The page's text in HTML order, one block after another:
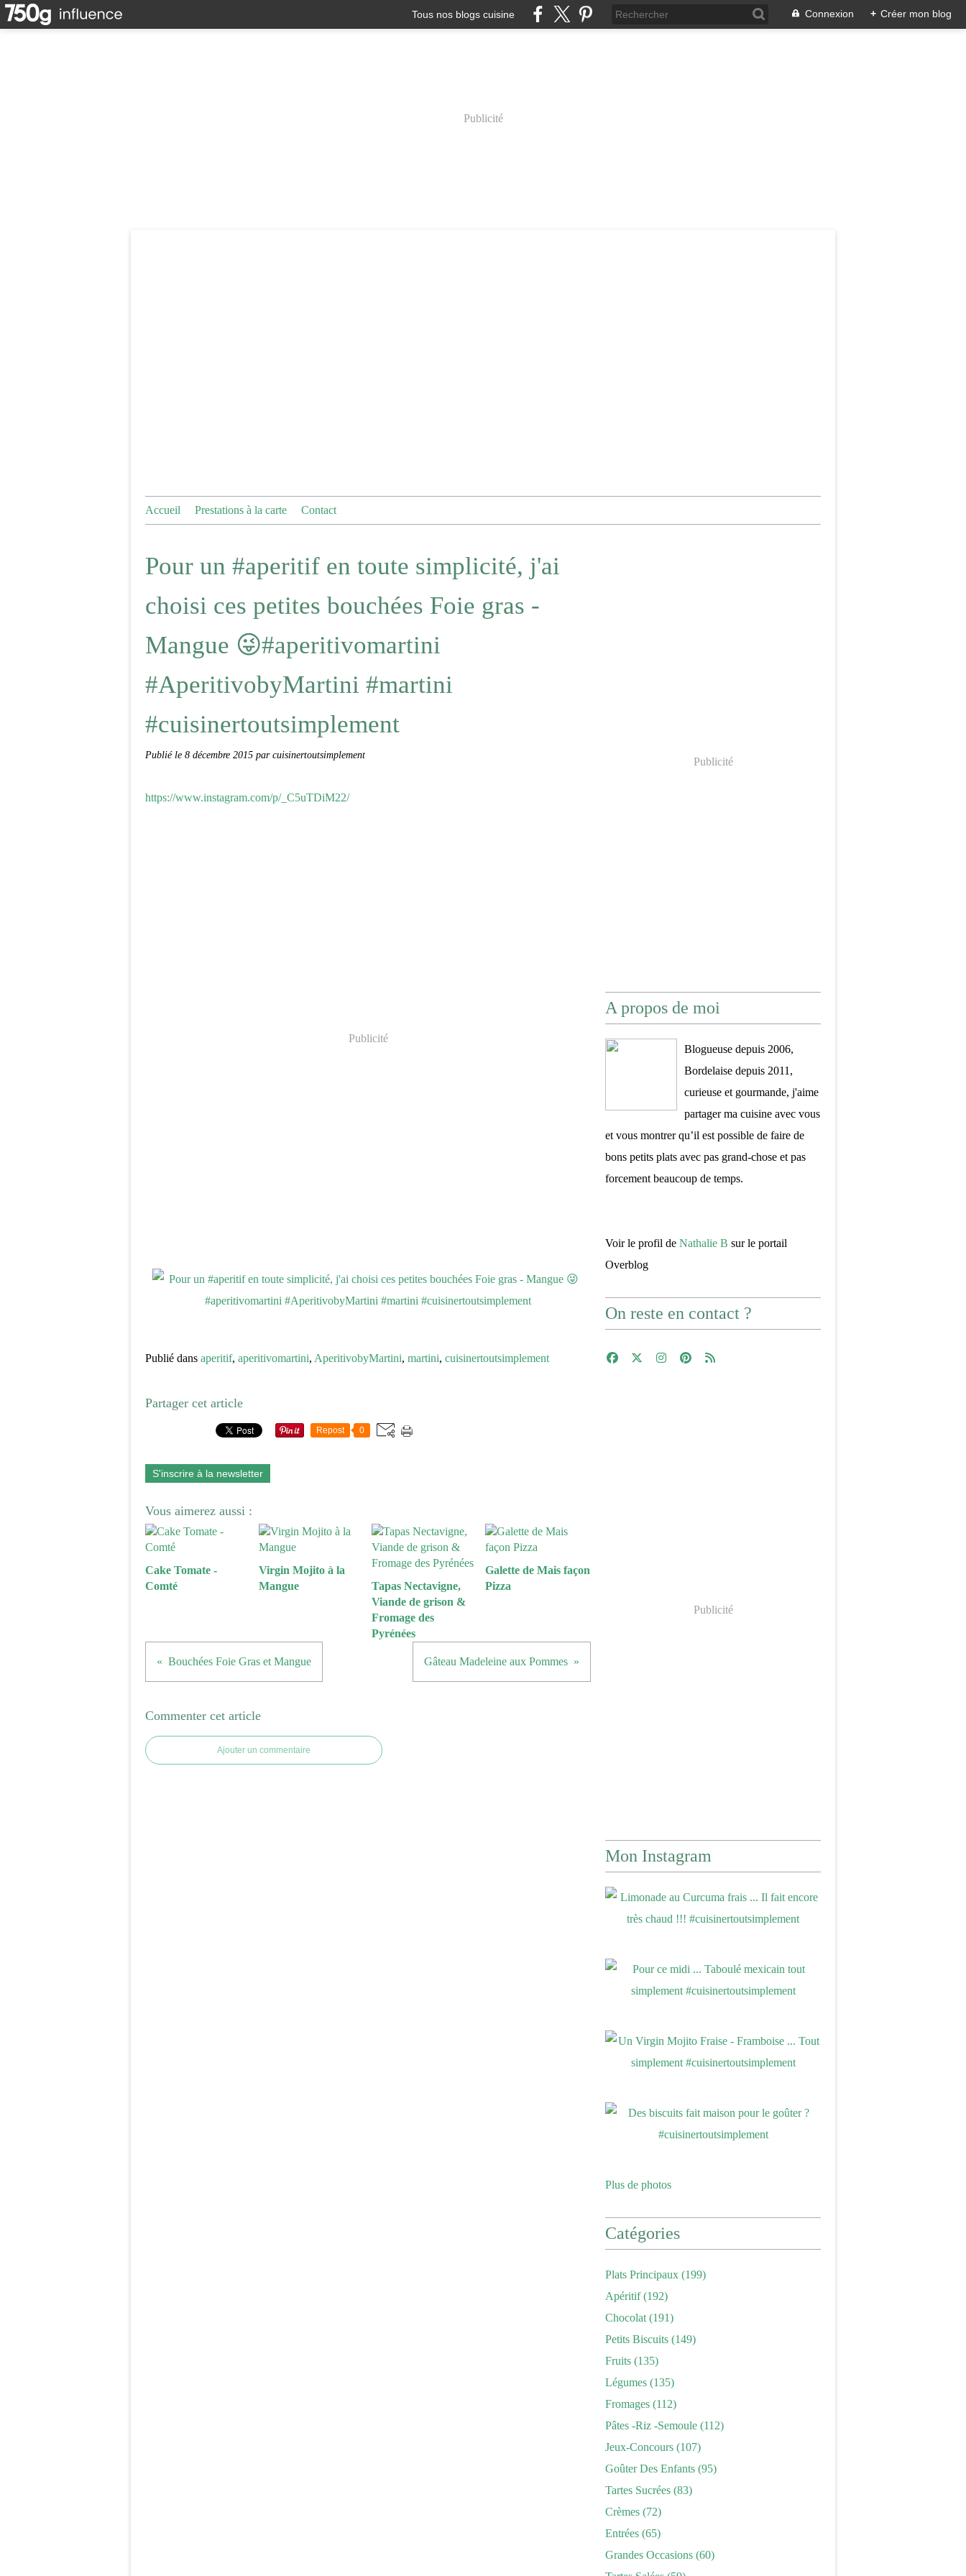
Tous nos blogs cuisine Connexion + Créer mon blog
Publicité
Accueil Prestations à la carte Contact
Pour un #aperitif en toute simplicité, j'ai
choisi ces petites bouchées Foie gras -
Mangue 😜#aperitivomartini
#AperitivobyMartini #martini
#cuisinertoutsimplement
Publié le 8 décembre 2015 par cuisinertoutsimplement
https://www.instagram.com/p/_C5uTDiM22/
Publicité
Publié dans aperitif, aperitivomartini, AperitivobyMartini, martini, cuisinertoutsimplement
Partager cet article
Repost 0
S'inscrire à la newsletter
Vous aimerez aussi :
Cake Tomate -
Comté
Virgin Mojito à la
Mangue
Tapas Nectavigne,
Viande de grison &
Fromage des
Pyrénées
Galette de Mais façon
Pizza
Bouchées Foie Gras et Mangue Gâteau Madeleine aux Pommes
Commenter cet article
Ajouter un commentaire
Publicité
A propos de moi
Blogueuse depuis 2006,
Bordelaise depuis 2011,
curieuse et gourmande, j'aime
partager ma cuisine avec vous
et vous montrer qu’il est possible de faire de
bons petits plats avec pas grand-chose et pas
forcement beaucoup de temps.
Voir le profil de Nathalie B sur le portail
Overblog
On reste en contact ?
Publicité
Mon Instagram
Plus de photos
Catégories
Plats Principaux (199)
Apéritif(192)
Chocolat (191)
Petits Biscuits (149)
Fruits (135)
Légumes (135)
Fromages (112)
Pâtes -riz -semoule (112)
Jeux-Concours (107)
Goûter Des Enfants (95)
Tartes Sucrées (83)
Crèmes (72)
Entrées (65)
Grandes Occasions (60)